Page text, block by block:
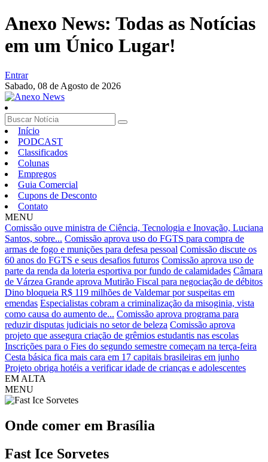
Anexo News: Todas as Notícias
em um Único Lugar!
Entrar
Sabado, 08 de Agosto de 2026
Início
PODCAST
Classificados
Colunas
Empregos
Guia Comercial
Cupons de Desconto
Contato
MENU
Comissão ouve ministra de Ciência, Tecnologia e Inovação, Luciana
Santos, sobre... Comissão aprova uso do FGTS para compra de
armas de fogo e munições para defesa pessoal Comissão discute os
60 anos do FGTS e seus desafios futuros Comissão aprova uso de
parte da renda da loteria esportiva por fundo de calamidades Câmara
de Várzea Grande aprova Mutirão Fiscal para negociação de débitos
Dino bloqueia R$ 119 milhões de Valdemar por suspeitas em
emendas Especialistas cobram a criminalização da misoginia, vista
como causa do aumento de... Comissão aprova programa para
reduzir disputas judiciais no setor de beleza Comissão aprova
projeto que assegura criação de grêmios estudantis nas escolas
Inscrições para o Fies do segundo semestre começam na terça-feira
Cesta básica fica mais cara em 17 capitais brasileiras em junho
Projeto obriga hotéis a verificar idade de crianças e adolescentes
EM ALTA
MENU
Onde comer em Brasília
Fast Ice Sorvetes